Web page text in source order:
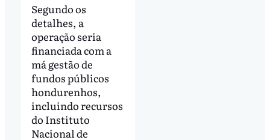
Segundo os
detalhes, a
operação seria
financiada com a
má gestão de
fundos públicos
hondurenhos,
incluindo recursos
do Instituto
Nacional de